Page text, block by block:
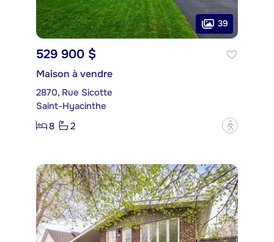
39
529 900 $
Maison à vendre
2870, Rue Sicotte
Saint-Hyacinthe
8
2 ?